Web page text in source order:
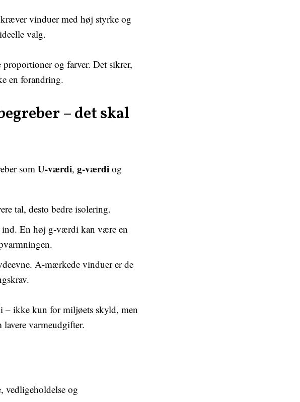
vinduer med høj styrke og
valg.
og farver. Det sikrer,
en forandring.
– det skal
som U-værdi, g-værdi og
tal, desto bedre isolering.
ind. En høj g-værdi kan være en
A-mærkede vinduer er de
– ikke kun for miljøets skyld, men
varmeudgifter.
vedligeholdelse og